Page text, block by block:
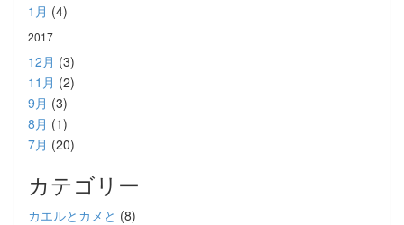
1月 (4)
2017
12月 (3)
11月 (2)
9月 (3)
8月 (1)
7月 (20)
カテゴリー
カエルとカメと (8)